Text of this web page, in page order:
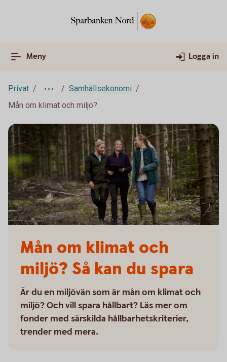
Meny Logga in
Privat
Samhällsekonomi
Mån om klimat och miljö?
Mån om klimat och
miljö? Så kan du spara
Är du en miljövän som är mån om klimat och
miljö? Och vill spara hållbart? Läs mer om
fonder med särskilda hållbarhetskriterier,
trender med mera.